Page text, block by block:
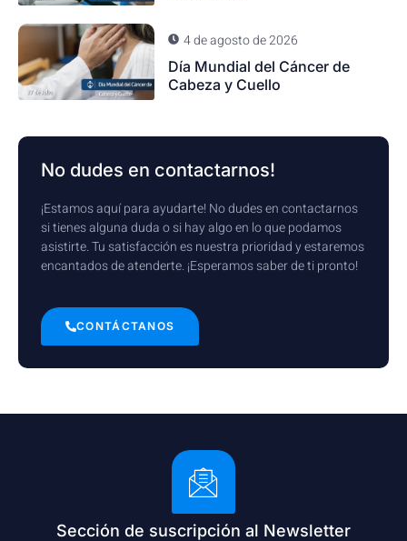
4 de agosto de 2026
Día Mundial del Cáncer de
Cabeza y Cuello
No dudes en contactarnos!
¡Estamos aquí para ayudarte! No dudes en contactarnos
si tienes alguna duda o si hay algo en lo que podamos
asistirte. Tu satisfacción es nuestra prioridad y estaremos
encantados de atenderte. ¡Esperamos saber de ti pronto!
CONTÁCTANOS
Sección de suscripción al Newsletter